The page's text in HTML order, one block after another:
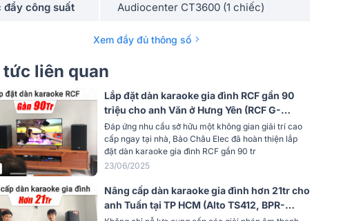
đẩy công suất Audiocenter CT3600 (1 chiếc)
JBL VX9 (1 chiếc)
sub điện
Baiervires BS9800 (gồm đầu thu và 2
tay micro)
Xem đầy đủ thông số
liên quan
Lắp đặt dàn karaoke gia đình RCF gần 90
triệu cho anh Văn ở Hưng Yên (RCF G-
max12, BIK BPA-H102, JBL VX8, JBL
Passion 12SP, BIK BJ-U500II,...)
Đáp ứng nhu cầu sở hữu một không gian giải trí cao
cấp ngay tại nhà, Bảo Châu Elec đã hoàn thiện lắp
đặt dàn karaoke gia đình RCF gần 90 tr
23/06/2025
Nâng cấp dàn karaoke gia đình hơn 21tr cho
anh Tuấn tại TP HCM (Alto TS412, BPR-